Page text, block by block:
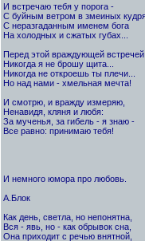
И встречаю тебя у порога -
С буйным ветром в змеиных
С неразгаданным именем бога
На холодных и сжатых губах...
Перед этой враждующей встречей
Никогда я не брошу щита...
Никогда не откроешь ты плечи...
Но над нами - хмельная мечта!
И смотрю, и вражду измеряю,
Ненавидя, кляня и любя:
За мученья, за гибель - я знаю -
Все равно: принимаю тебя!
И немного юмора про любовь.
А.Блок
Как день, светла, но непонятна,
Вся - явь, но - как обрывок сна,
Она приходит с речью внятной,